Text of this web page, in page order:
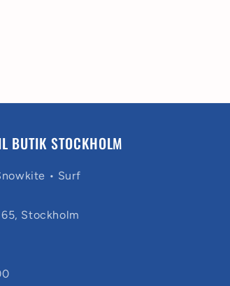
BUTIK STOCKHOLM
• Surf
65, Stockholm